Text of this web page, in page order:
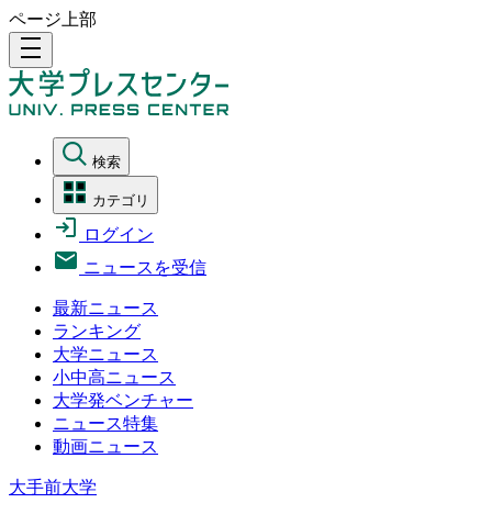
ページ上部
density_medium
検索
カテゴリ
ログイン
ニュースを受信
最新ニュース
ランキング
大学ニュース
小中高ニュース
大学発ベンチャー
ニュース特集
動画ニュース
大手前大学